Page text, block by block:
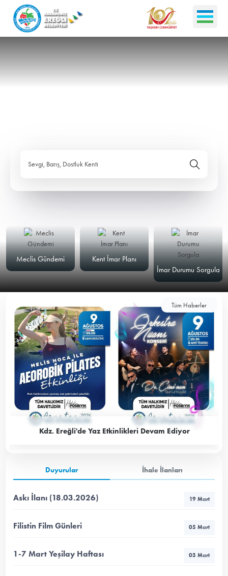
Sevgi, Barış, Dostluk Kenti
Meclis Gündemi
Kent İmar Planı
İmar Durumu Sorgula
Tüm Haberler
Kdz. Ereğli'de Yaz Etkinlikleri Devam Ediyor
Duyurular İhale İlanları
Askı İlanı (18.03.2026) 19 Mart
Filistin Film Günleri 05 Mart
1-7 Mart Yeşilay Haftası 03 Mart